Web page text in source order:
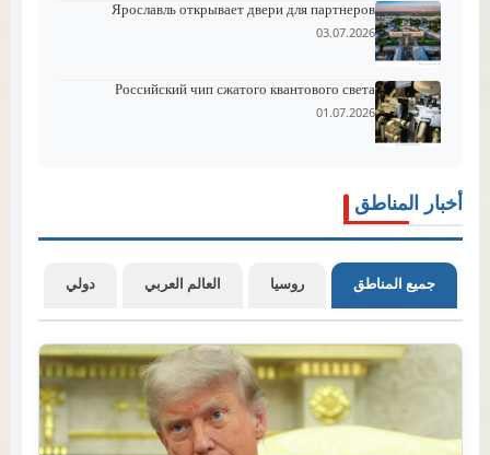
Ярославль открывает двери для партнеров
03.07.2026
Российский чип сжатого квантового света
01.07.2026
أخبار المناطق
جميع المناطق روسيا العالم العربي دولي